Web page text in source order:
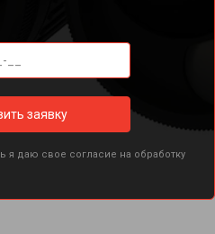
заявку
я даю свое согласие на обработку